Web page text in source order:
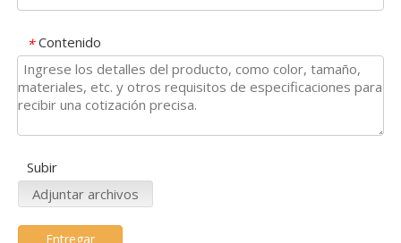
* Contenido
Subir
Adjuntar archivos
Entregar